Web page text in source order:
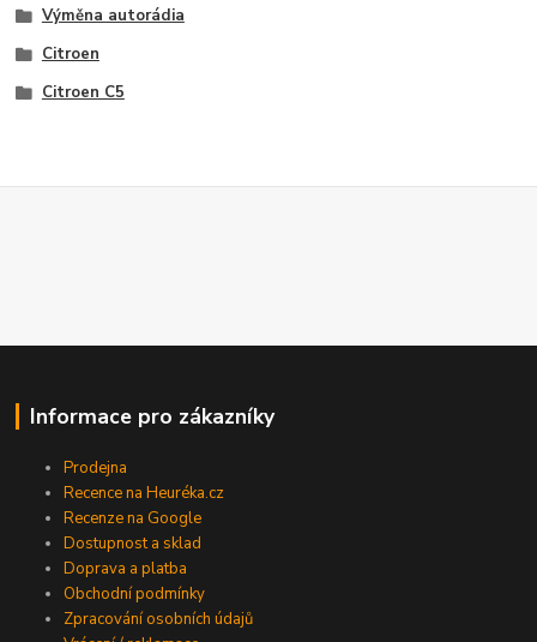
Výměna autorádia
Citroen
Citroen C5
Informace pro zákazníky
Prodejna
Recence na Heuréka.cz
Recenze na Google
Dostupnost a sklad
Doprava a platba
Obchodní podmínky
Zpracování osobních údajů